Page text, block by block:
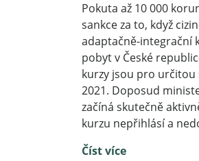
Pokuta až 10 000
sankce za to, když
adaptačně-integrační
pobyt v České
kurzy jsou pro určitou
2021. Doposud
začíná skutečně
kurzu nepřihlásí a
Číst více